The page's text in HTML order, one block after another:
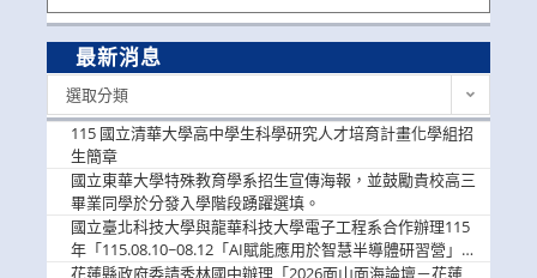
最新消息
選取分類
115 國立清華大學高中學生科學研究人才培育計畫化學組招
生簡章
國立東華大學特殊教育學系招生宣傳海報，並鼓勵貴校高三
畢業同學於分發入學階段踴躍選填。
國立臺北科技大學與龍華科技大學電子工程系合作辦理115
年「115.08.10~08.12「AI賦能應用於智慧半導體研習營」，
歡迎學生踴躍報名參加
花蓮縣政府委請秀林國中辦理「2026面山面海論壇－花蓮